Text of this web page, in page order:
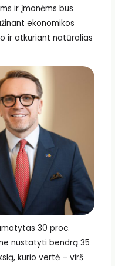
ir įmonėms bus
ekonomikos
ir atkuriant natūralias
30 proc.
nustatyti bendrą 35
kurio vertė – virš